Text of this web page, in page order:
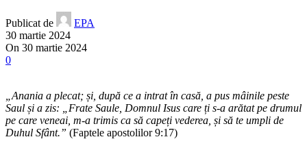
Publicat de
EPA
30 martie 2024
On 30 martie 2024
0
„Anania a plecat; și, după ce a intrat în casă, a pus mâinile peste
Saul și a zis: „Frate Saule, Domnul Isus care ți s-a arătat pe drumul
pe care veneai, m-a trimis ca să capeți vederea, și să te umpli de
Duhul Sfânt.” (Faptele apostolilor 9:17)